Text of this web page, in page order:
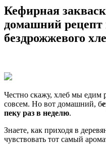
Кефирная
домашний рецепт
бездрожжевого
Честно скажу, хлеб мы едим
совсем. Но вот домашний, б
пеку раз в неделю.
Знаете, как приходя в
чувствовать тот самый